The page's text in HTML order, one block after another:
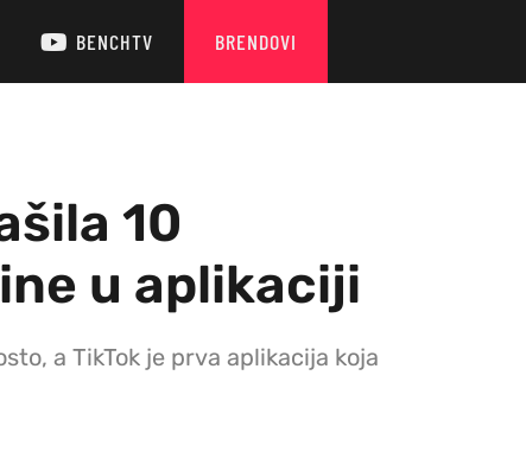
BENCHTV BRENDOVI
10
u aplikaciji
a TikTok je prva aplikacija koja